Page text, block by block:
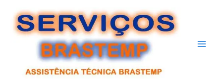
para